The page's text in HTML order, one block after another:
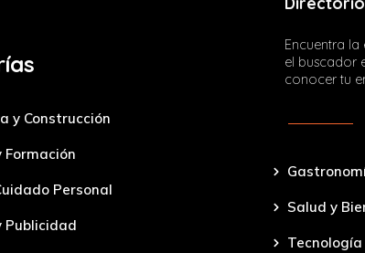
y Construcción
Formación
Personal
Publicidad
Encuentra la
el buscador
conocer tu
Salud y